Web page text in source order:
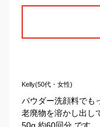
Kelly(50代・女性)
パウダー洗顔料でも
老廃物を溶かし出し